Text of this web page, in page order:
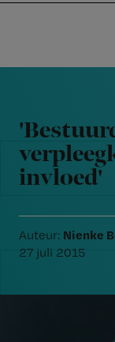
navigation
content
Nursing
invloed'
Auteur: Nienke
27 juli 2015